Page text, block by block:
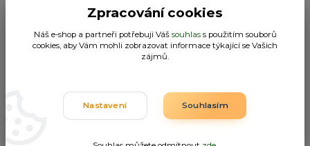
Zpracování cookies
Náš e-shop a partneři potřebují Váš souhlass použitím souborů
cookies, aby Vám mohli zobrazovat informace týkající se Vašich
zájmů.
Nastavení Souhlasím